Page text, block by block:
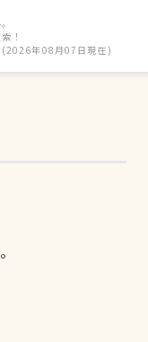
！
(2026年08月07日現在)